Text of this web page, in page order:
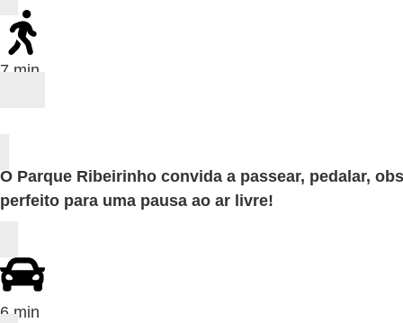
7 min
O Parque Ribeirinho convida a passear, pedalar,
perfeito para uma pausa ao ar livre!
6 min